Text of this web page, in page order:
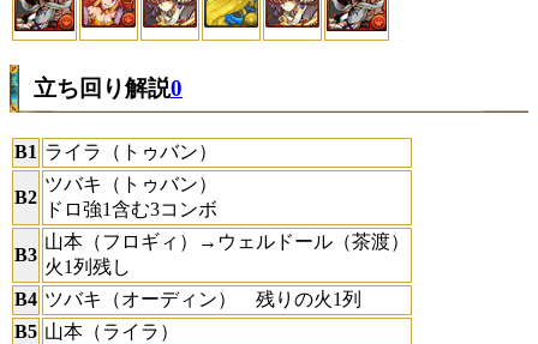
立ち回り解説0
B1 ライラ（トゥバン）
B2
ツバキ（トゥバン）
ドロ強1含む3コンボ
B3
山本（フロギィ）→ウェルドール（茶渡）
火1列残し
B4 ツバキ（オーディン） 残りの火1列
B5 山本（ライラ）